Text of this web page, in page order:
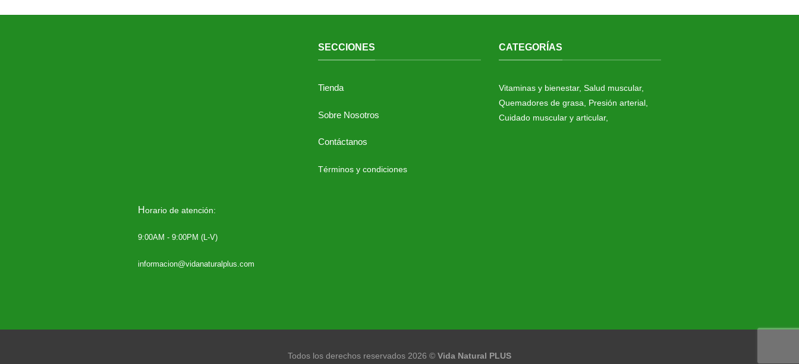
Horario de atención:
9:00AM - 9:00PM (L-V)
informacion@vidanaturalplus.com
SECCIONES
Tienda
Sobre Nosotros
Contáctanos
Términos y condiciones
CATEGORÍAS
Vitaminas y bienestar, Salud muscular,
Quemadores de grasa
Presión arterial,
Cuidado muscular y articular,
Todos los derechos reservados 2026 © Vida Natural PLUS